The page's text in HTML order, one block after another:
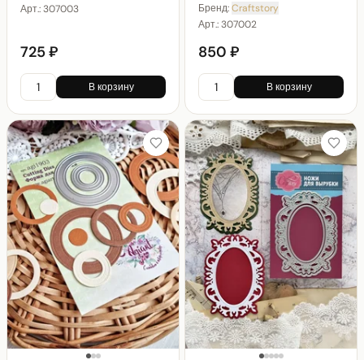
Арт.:307003
725 ₽
В корзину
Бренд:Craftstory
Арт.:307002
850 ₽
В корзину